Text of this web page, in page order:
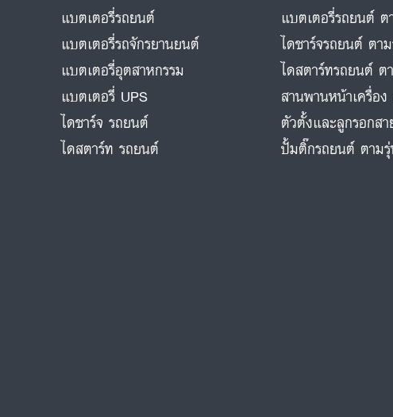
แบตเตอรี่รถยนต์
แบตเตอรี่รถจักรยานยนต์
แบตเตอรี่อุตสาหกรรม
แบตเตอรี่ UPS
ไดชาร์จ รถยนต์
ไดสตาร์ท รถยนต์
แบตเตอรี่รถยนต์ ต
ไดชาร์จรถยนต์ ตา
ไดสตาร์ทรถยนต์ ต
สานพานหน้าเครื่อ
ตัวตั้งและลูกรอกส
ปั้มติ๊กรถยนต์ ตาม